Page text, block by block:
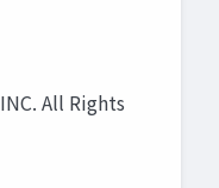
All Rights